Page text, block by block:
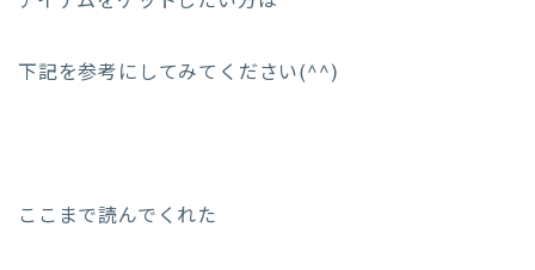
下記を参考にしてみてください(^^)
ここまで読んでくれた